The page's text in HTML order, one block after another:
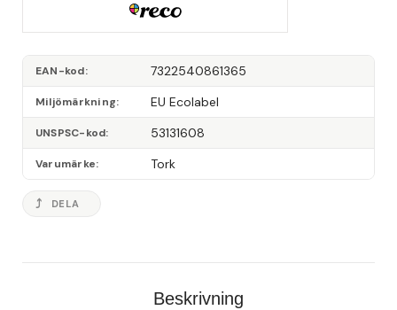
EAN-kod 7322540861365
Miljömärkning EU Ecolabel
UNSPSC-kod 53131608
Varumärke Tork
DELA
Beskrivning